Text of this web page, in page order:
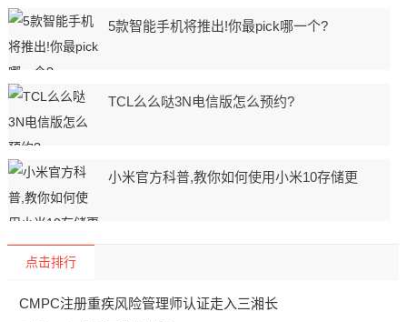
5款智能手机将推出!你最pick哪一个?
TCL么么哒3N电信版怎么预约?
小米官方科普,教你如何使用小米10存储更
点击排行
CMPC注册重疾风险管理师认证走入三湘长